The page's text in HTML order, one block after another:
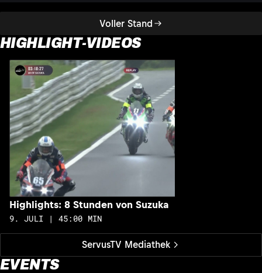
Voller Stand
HIGHLIGHT-VIDEOS
ServusTV Mediathek
Highlights: 8 Stunden von Suzuka
9. JULI | 45:00 MIN
EVENTS